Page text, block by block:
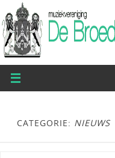
CATEGORIE: NIEUWS